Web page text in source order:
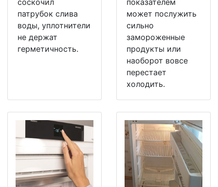
соскочил
патрубок слива
воды, уплотнители
не держат
герметичность.
показателем
может послужить
сильно
замороженные
продукты или
наоборот вовсе
перестает
холодить.